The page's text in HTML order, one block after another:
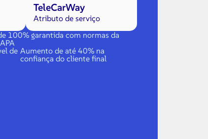
TeleCarWay
Atributo de serviço
100% garantida com normas da
de Aumento de até 40% na
confiança do cliente final